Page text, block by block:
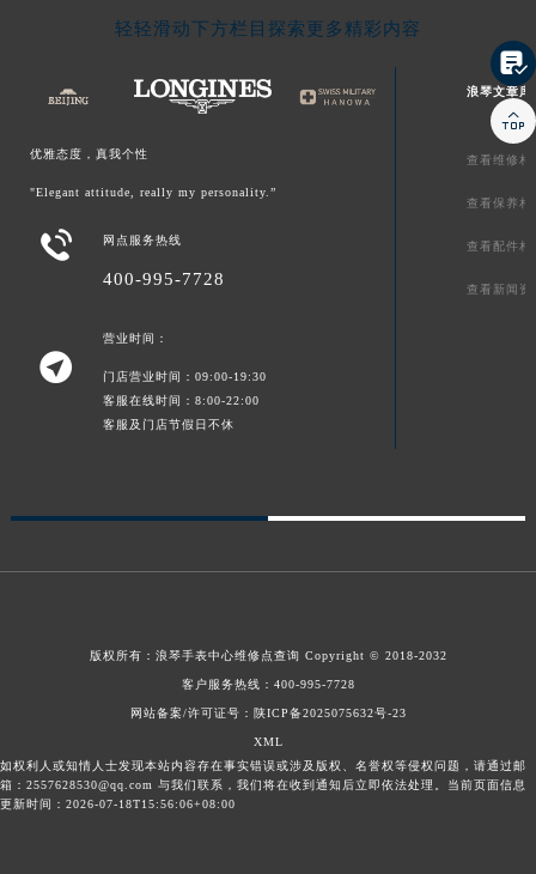
轻轻滑动下方栏目探索更多精彩内容
优雅态度，真我个性
"Elegant attitude, really my personality.”
 网点服务热线
400-995-7728

营业时间：
门店营业时间：09:00-19:30
客服在线时间：8:00-22:00
客服及门店节假日不休
浪琴文章库
查看维修相
查看保养相
查看配件相
查看新闻资
版权所有： 浪琴手表中心维修点查询 Copyright © 2018-2032
客户服务热线： 400-995-7728
网站备案/许可证号：陕ICP备2025075632号-23
XML
如权利人或知情人士发现本站内容存在事实错误或涉及版权、名誉权等侵权问题，请通过邮
箱：2557628530@qq.com 与我们联系，我们将在收到通知后立即依法处理。当前页面信息
更新时间：2026-07-18T15:56:06+08:00

